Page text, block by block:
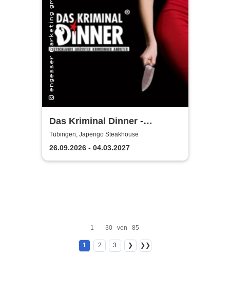
Das Kriminal Dinner -
Hauptkommissar Schröder
ermittelt
Tübingen, Japengo Steakhouse
26.09.2026 - 04.03.2027
1 - 30 von 85
1 2 3 ❯ ❯❯